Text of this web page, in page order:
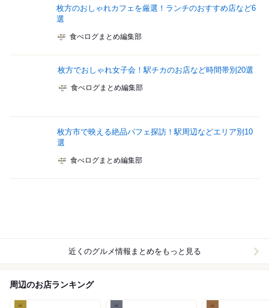
枚方のおしゃれカフェを厳選！ランチのおすすめ店など6
選
食べログまとめ編集部
枚方でおしゃれ女子会！駅チカのお店など時間帯別20選
食べログまとめ編集部
枚方市で映える絶品パフェ探訪！駅周辺などエリア別10
選
食べログまとめ編集部
近くのグルメ情報まとめをもっと見る
周辺のお店ランキング